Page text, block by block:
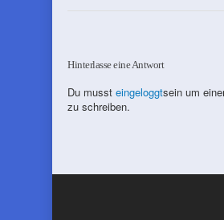
Hinterlasse eine Antwort
Du musst eingeloggtsein um
zu schreiben.